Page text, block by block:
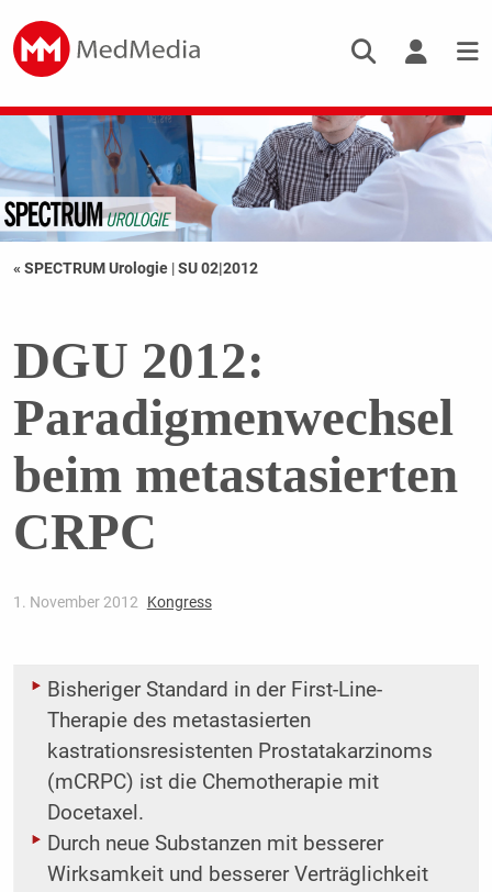
« SPECTRUM Urologie |SU 02|2012
DGU 2012:
Paradigmenwechsel
beim metastasierten
CRPC
1. November 2012 Kongress
Bisheriger Standard in der First-Line-
Therapie des metastasierten
kastrationsresistenten Prostatakarzinoms
(mCRPC) ist die Chemotherapie mit
Docetaxel.
Durch neue Substanzen mit besserer
Wirksamkeit und besserer Verträglichkeit